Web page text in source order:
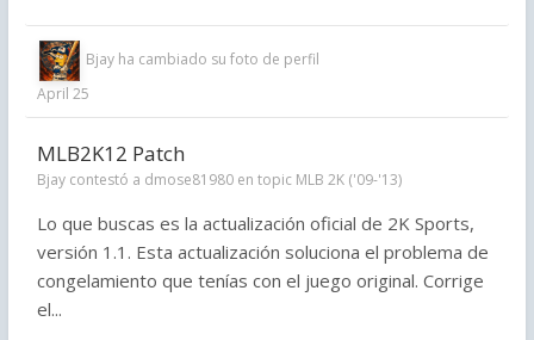
Bjay ha cambiado su foto de perfil
April 25
MLB2K12 Patch
Bjay contestó a dmose81980 en topic MLB 2K ('09-'13)
Lo que buscas es la actualización oficial de 2K Sports,
versión 1.1. Esta actualización soluciona el problema de
congelamiento que tenías con el juego original. Corrige
el...